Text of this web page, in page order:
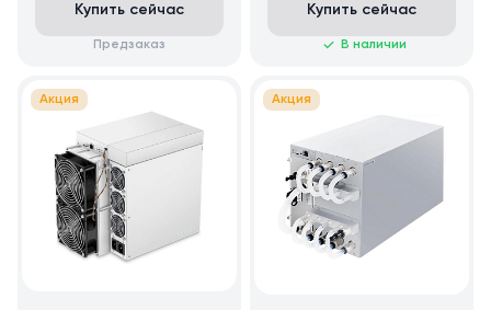
Купить сейчас
Предзаказ
Купить сейчас
В наличии
Акция Акция